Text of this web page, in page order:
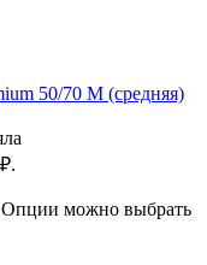
50/70 M (средняя)
Опции можно выбрать